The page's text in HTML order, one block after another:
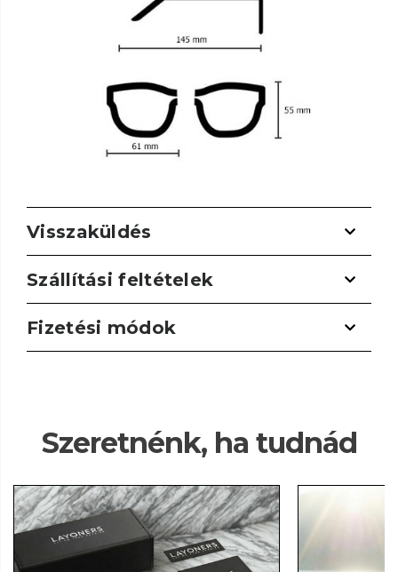
Visszaküldés
Szállítási feltételek
Fizetési módok
Szeretnénk, ha tudnád